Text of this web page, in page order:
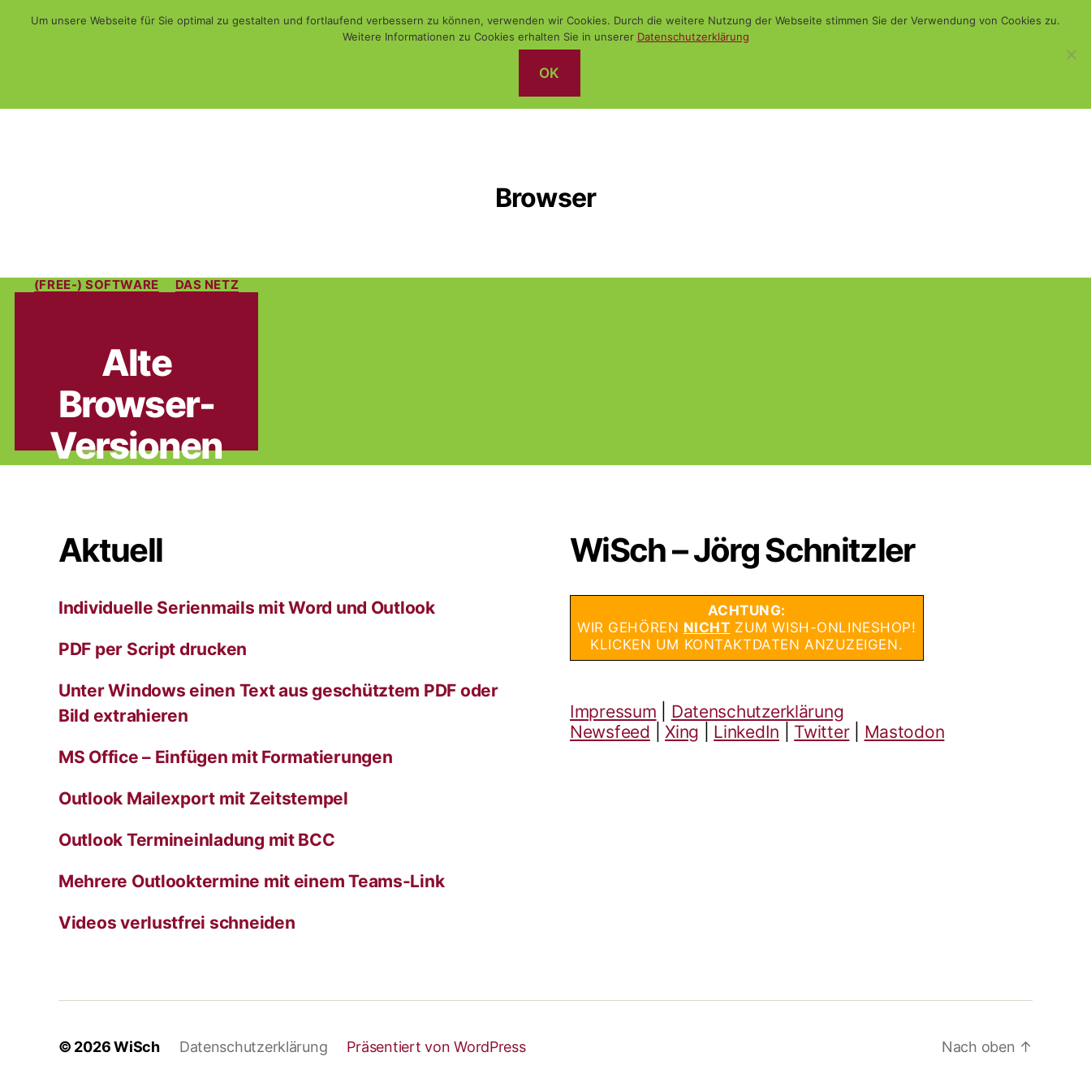
Browser
Kategorien
(FREE-) SOFTWARE
DAS NETZ
Alte
Browser-
Versionen
Aktuell
Individuelle Serienmails mit Word und Outlook
PDF per Script drucken
Unter Windows einen Text aus geschütztem PDF oder
Bild extrahieren
MS Office – Einfügen mit Formatierungen
Outlook Mailexport mit Zeitstempel
Outlook Termineinladung mit BCC
Mehrere Outlooktermine mit einem Teams-Link
Videos verlustfrei schneiden
WiSch – Jörg Schnitzler
ACHTUNG:
WIR GEHÖREN NICHT ZUM WISH-ONLINESHOP!
KLICKEN UM KONTAKTDATEN ANZUZEIGEN.
Impressum
Datenschutzerklärung
Newsfeed |Xing LinkedIn Twitter Mastodon
© 2026WiSch Datenschutzerklärung Präsentiert von WordPress Nach oben ↑
Um unsere Webseite für Sie optimal zu gestalten und fortlaufend verbessern zu können, verwenden wir Cookies. Durch die weitere Nutzung der Webseite stimmen Sie der Verwendung von Cookies zu.
Weitere Informationen zu Cookies erhalten Sie in unserer Datenschutzerklärung
OK